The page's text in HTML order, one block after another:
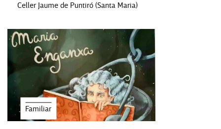
Celler Jaume de Puntiró (Santa Maria)
Familiar